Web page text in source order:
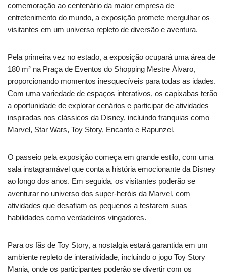
comemoração ao centenário da maior empresa de
entretenimento do mundo, a exposição promete mergulhar os
visitantes em um universo repleto de diversão e aventura.
Pela primeira vez no estado, a exposição ocupará uma área de
180 m² na Praça de Eventos do Shopping Mestre Álvaro,
proporcionando momentos inesquecíveis para todas as idades.
Com uma variedade de espaços interativos, os capixabas terão
a oportunidade de explorar cenários e participar de atividades
inspiradas nos clássicos da Disney, incluindo franquias como
Marvel, Star Wars, Toy Story, Encanto e Rapunzel.
O passeio pela exposição começa em grande estilo, com uma
sala instagramável que conta a história emocionante da Disney
ao longo dos anos. Em seguida, os visitantes poderão se
aventurar no universo dos super-heróis da Marvel, com
atividades que desafiam os pequenos a testarem suas
habilidades como verdadeiros vingadores.
Para os fãs de Toy Story, a nostalgia estará garantida em um
ambiente repleto de interatividade, incluindo o jogo Toy Story
Mania, onde os participantes poderão se divertir com os